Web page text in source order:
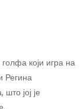
који игра на
Регина
јој је